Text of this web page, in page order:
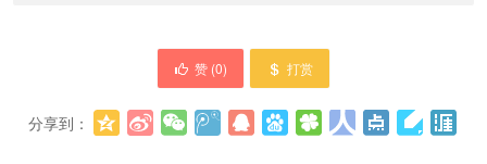
赞 (0) 打赏
分享到：